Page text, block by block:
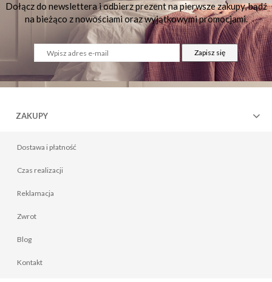
Dołącz do newslettera i odbierz prezent na pierwsze zakupy, bądź
na bieżąco z nowościami oraz wyjątkowymi promocjami.
Zapisz się
ZAKUPY
Dostawa i płatność
Czas realizacji
Reklamacja
Zwrot
Blog
Kontakt